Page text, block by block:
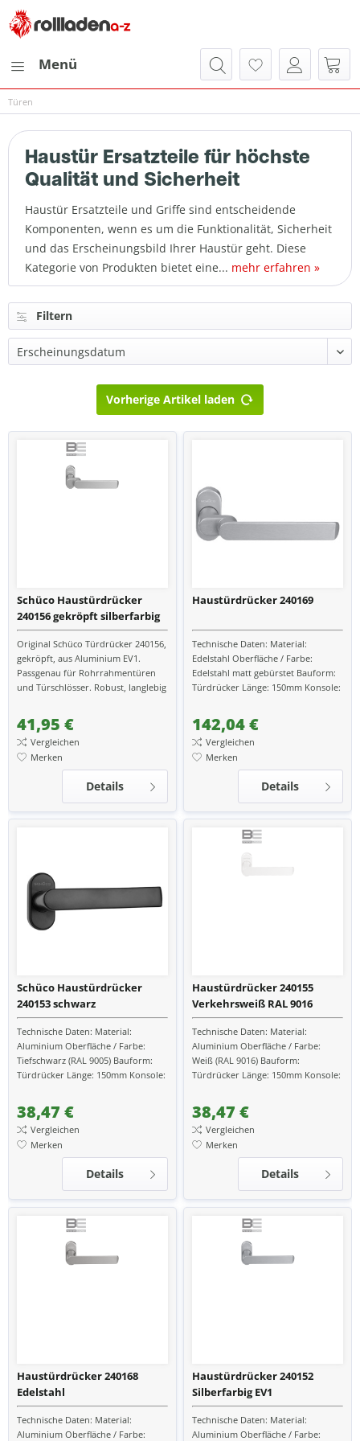
Menü
Türen
Haustür Ersatzteile für höchste
Qualität und Sicherheit
Haustür Ersatzteile und Griffe sind entscheidende
Komponenten, wenn es um die Funktionalität, Sicherheit
und das Erscheinungsbild Ihrer Haustür geht. Diese
Kategorie von Produkten bietet eine... mehr erfahren »
Filtern
Vorherige Artikel laden
Schüco Haustürdrücker
240156 gekröpft silberfarbig
EV1
Original Schüco Türdrücker 240156,
gekröpft, aus Aluminium EV1.
Passgenau für Rohrrahmentüren
und Türschlösser. Robust, langlebig
41,95 €
Vergleichen
Merken
Details
Haustürdrücker 240169
Technische Daten: Material:
Edelstahl Oberfläche / Farbe:
Edelstahl matt gebürstet Bauform:
Türdrücker Länge: 150mm Konsole:
142,04 €
Vergleichen
Merken
Details
Schüco Haustürdrücker
240153 schwarz
Technische Daten: Material:
Aluminium Oberfläche / Farbe:
Tiefschwarz (RAL 9005) Bauform:
Türdrücker Länge: 150mm Konsole:
Aluminium passend zu...
38,47 €
Vergleichen
Merken
Details
Haustürdrücker 240155
Verkehrsweiß RAL 9016
Technische Daten: Material:
Aluminium Oberfläche / Farbe:
Weiß (RAL 9016) Bauform:
Türdrücker Länge: 150mm Konsole:
Aluminium passend zu...
38,47 €
Vergleichen
Merken
Details
Haustürdrücker 240168
Edelstahl
Technische Daten: Material:
Aluminium Oberfläche / Farbe:
Haustürdrücker 240152
Silberfarbig EV1
Technische Daten: Material:
Aluminium Oberfläche / Farbe: